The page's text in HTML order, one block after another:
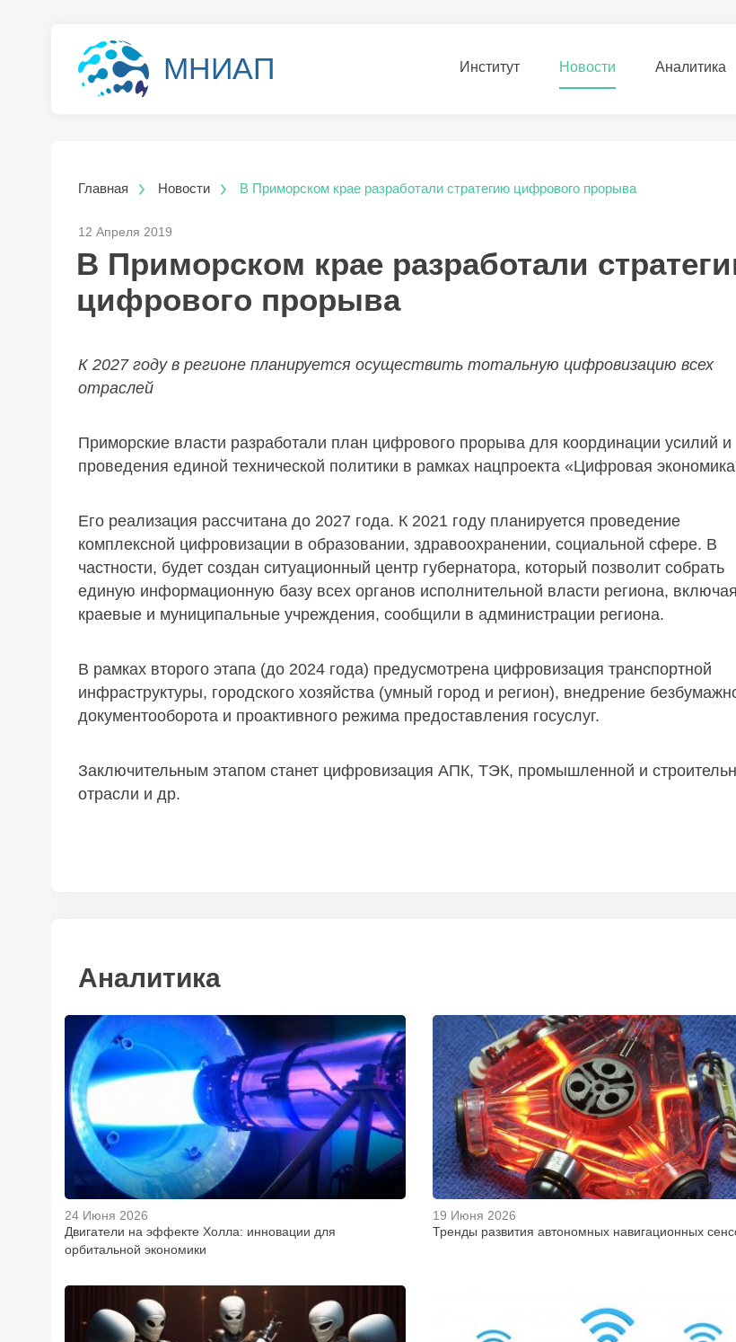
МНИАП Институт Новости Аналитика
Главная Новости В Приморском крае разработали стратегию цифрового прорыва
12 Апреля 2019
В Приморском крае разработали
цифрового прорыва
К 2027 году в регионе планируется осуществить тотальную цифровизацию всех
отраслей
Приморские власти разработали план цифрового прорыва для координации усилий и
проведения единой технической политики в рамках нацпроекта «Цифровая
Его реализация рассчитана до 2027 года. К 2021 году планируется проведение
комплексной цифровизации в образовании, здравоохранении, социальной сфере. В
частности, будет создан ситуационный центр губернатора, который позволит собрать
единую информационную базу всех органов исполнительной власти региона, включая
краевые и муниципальные учреждения, сообщили в администрации региона.
В рамках второго этапа (до 2024 года) предусмотрена цифровизация транспортной
инфраструктуры, городского хозяйства (умный город и регион), внедрение
документооборота и проактивного режима предоставления госуслуг.
Заключительным этапом станет цифровизация АПК, ТЭК, промышленной и
отрасли и др.
Аналитика
24 Июня 2026
Двигатели на эффекте Холла: инновации для
орбитальной экономики
19 Июня 2026
Тренды развития автономных навигационных